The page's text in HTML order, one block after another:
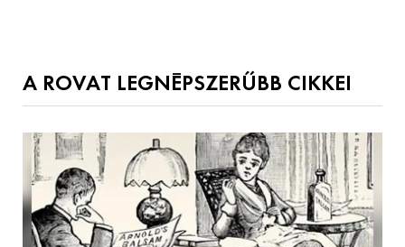
A ROVAT LEGNÉPSZERŰBB CIKKEI